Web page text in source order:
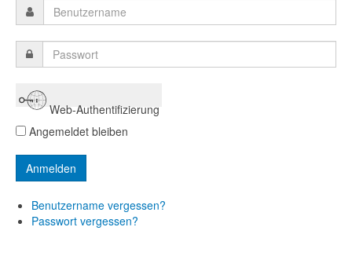
Web-Authentifizierung
Angemeldet bleiben
Benutzername vergessen?
Passwort vergessen?